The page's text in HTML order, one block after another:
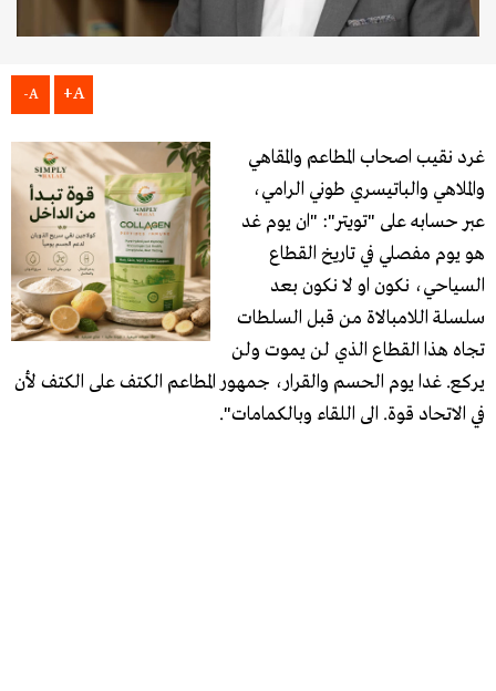
A+
A-
غرد نقيب اصحاب المطاعم والمقاهي
والملاهي والباتيسري طوني الرامي،
عبر حسابه على "تويتر": "ان يوم غد
هو يوم مفصلي في تاريخ القطاع
السياحي، نكون او لا نكون بعد
سلسلة اللامبالاة من قبل السلطات
تجاه هذا القطاع الذي لن يموت ولن
يركع. غدا يوم الحسم والقرار، جمهور المطاعم الكتف على الكتف لأن
في الاتحاد قوة. الى اللقاء وبالكمامات".